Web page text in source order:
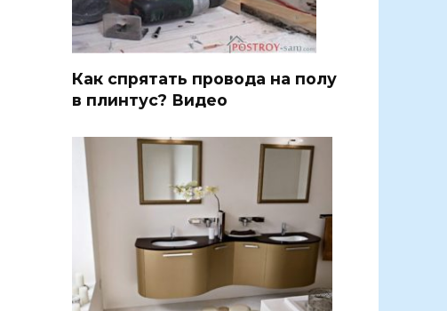
Как спрятать провода на полу
в плинтус? Видео